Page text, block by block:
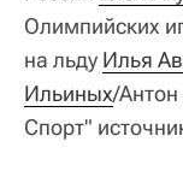
Олимпийских
на льду Илья
Ильиных/Антон
Спорт"